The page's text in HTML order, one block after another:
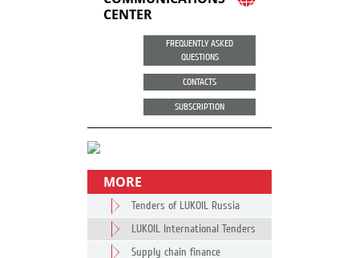
CENTER
FREQUENTLY ASKED
QUESTIONS
CONTACTS
SUBSCRIPTION
MORE
Tenders of LUKOIL Russia
LUKOIL International Tenders
Supply chain finance